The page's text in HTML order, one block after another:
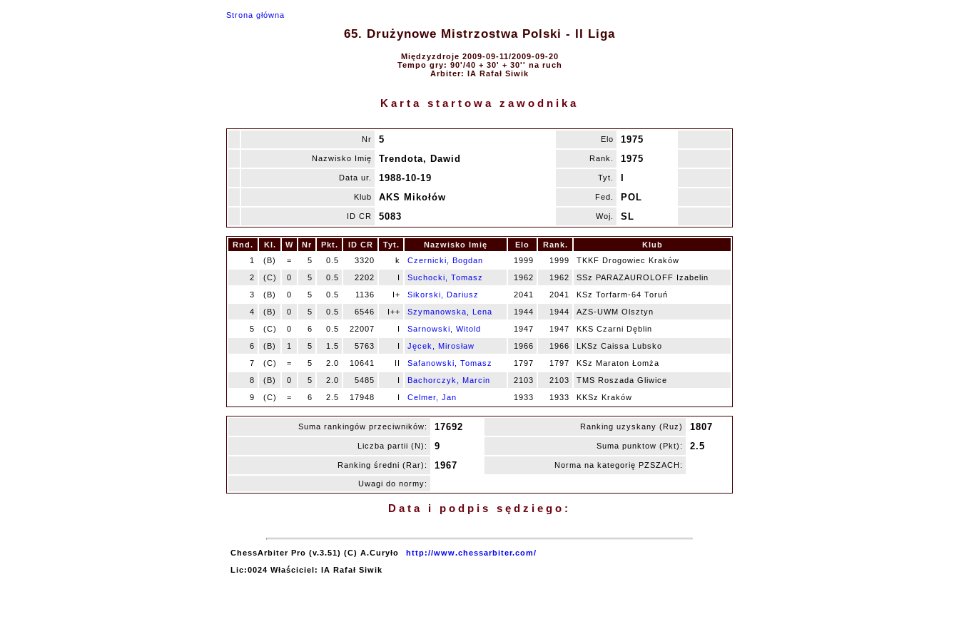
Strona główna
65. Drużynowe Mistrzostwa Polski - II Liga
Międzyzdroje 2009-09-11/2009-09-20
Tempo gry: 90'/40 + 30' + 30'' na ruch
Arbiter: IA Rafał Siwik
Karta startowa zawodnika
Nr 5 Elo 1975
Nazwisko Imię Trendota, Dawid Rank. 1975
Data ur. 1988-10-19 Tyt.
Klub AKS Mikołów Fed. POL
ID CR 5083 Woj. SL
Rnd. Kl. W Nr Pkt. ID CR Tyt. Nazwisko Imię Elo Rank.
Klub
1
(B) = 5 0.5 3320 k Czernicki, Bogdan 1999 1999
TKKF Drogowiec Kraków
2
(C) 0 5 0.5 2202 I Suchocki, Tomasz 1962 1962
SSz PARAZAUROLOFF Izabelin
3
(B) 0 5 0.5 1136 I+ Sikorski, Dariusz 2041 2041
KSz Torfarm-64 Toruń
4
(B) 0 5 0.5 6546 I++ Szymanowska, Lena 1944 1944
AZS-UWM Olsztyn
5
(C) 0 6 0.5 22007 I Sarnowski, Witold 1947 1947
KKS Czarni Dęblin
6
(B) 1 5 1.5 5763 I Jęcek, Mirosław 1966 1966
LKSz Caissa Lubsko
7
(C) = 5 2.0 10641 II Safanowski, Tomasz 1797 1797
KSz Maraton Łomża
8
(B) 0 5 2.0 5485 I Bachorczyk, Marcin 2103 2103
TMS Roszada Gliwice
9
(C) = 6 2.5 17948 I Celmer, Jan 1933 1933 KKSz Kraków
Suma rankingów przeciwników: 17692 Ranking uzyskany (Ruz) 1807
Liczba partii (N): 9 Suma punktow (Pkt): 2.5
Ranking średni (Rar): 1967 Norma na kategorię PZSZACH:
Uwagi do normy:
Data i podpis sędziego:
ChessArbiter Pro (v.3.51) (C) A.Curyło
http://www.chessarbiter.com/
Lic:0024 Właściciel: IA Rafał Siwik